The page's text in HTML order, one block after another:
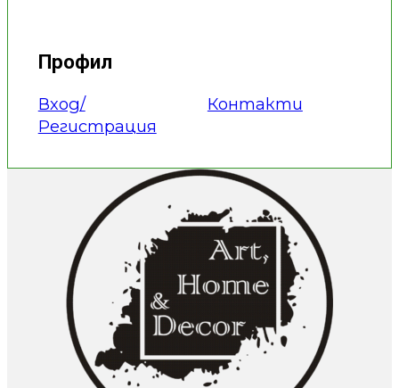
Профил
Вход/
Регистрация
Контакти